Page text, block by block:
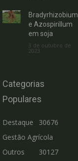
Bradyrhizobium
e Azospirillum
em soja
3 de outubro de
2023
Categorias
Populares
Destaque
30676
Gestão Agrícola
30127
Outros